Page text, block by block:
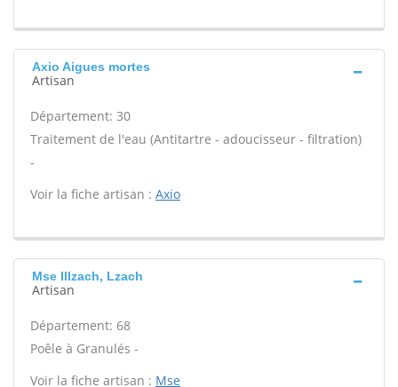
Axio Aigues mortes
Artisan
Département: 30
Traitement de l'eau (Antitartre - adoucisseur - filtration)
-
Voir la fiche artisan : Axio
Mse Illzach, Lzach
Artisan
Département: 68
Poêle à Granulés -
Voir la fiche artisan : Mse